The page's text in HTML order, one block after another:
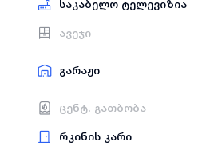
საკაბელო ტელევიზია
ავეჯი
გარაჟი
ცენტ. გათბობა
რკინის კარი